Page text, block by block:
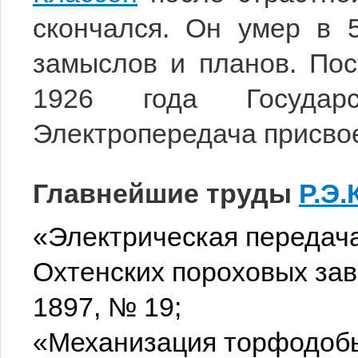
скончался. Он умер в
замыслов и планов.
1926 года
Электропередача
Главнейшие труды
«Электрическая
Охтенских пороховых
1897, № 19;
«Механизация